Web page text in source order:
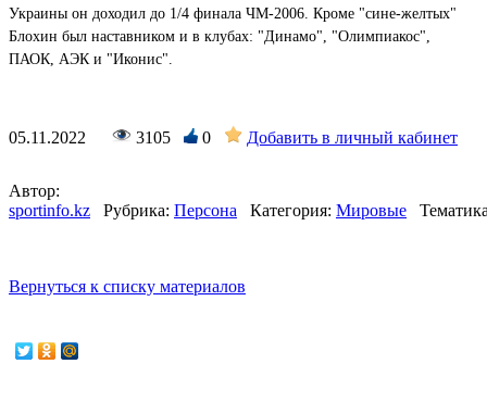
Украины он доходил до 1/4 финала ЧМ-2006. Кроме "сине-желтых"
Блохин был наставником и в клубах: "Динамо", "Олимпиакос",
ПАОК, АЭК и "Иконис".
05.11.2022 3105 0 Добавить в личный кабинет
Автор:
sportinfo.kz
Рубрика: Персона Категория: Мировые
Вернуться к списку материалов